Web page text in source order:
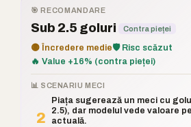
🎯 RECOMANDARE
Sub 2.5 goluri Contra pieței
🟡 Încredere medie🛡️ Risc scăzut
🔥 Value +16% (contra pieței)
📊 SCENARIU MECI
2
Piața sugerează un meci cu
2.5), dar modelul vede valoare
actuală.